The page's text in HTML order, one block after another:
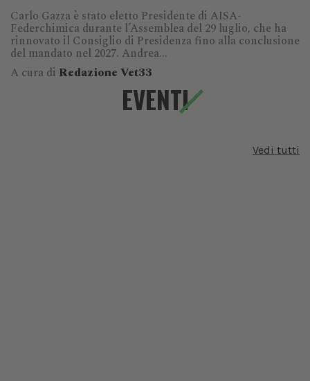
Carlo Gazza è stato eletto Presidente di AISA-
Federchimica durante l’Assemblea del 29 luglio, che ha
rinnovato il Consiglio di Presidenza fino alla conclusione
del mandato nel 2027. Andrea...
A cura di Redazione Vet33
EVENTI
Vedi tutti